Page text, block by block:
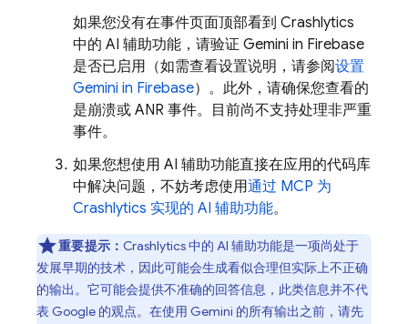
如果您没有在事件页面顶部看到 Crashlytics
中的 AI 辅助功能，请验证 Gemini in Firebase
是否已启用（如需查看设置说明，请参阅设置
Gemini in Firebase）。此外，请确保您查看的
是崩溃或 ANR 事件。目前尚不支持处理非严重
事件。
如果您想使用 AI 辅助功能直接在应用的代码库
中解决问题，不妨考虑使用通过 MCP 为
Crashlytics 实现的 AI 辅助功能。
重要提示： Crashlytics中的 AI 辅助功能是一项尚处于
发展早期的技术，因此可能会生成看似合理但实际上不正确
的输出。它可能会提供不准确的回答信息，此类信息并不代
表 Google 的观点。在使用 Gemini 的所有输出之前，请先